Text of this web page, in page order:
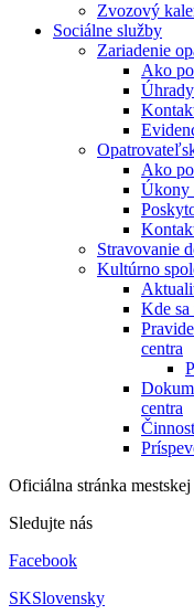
Zvozový
Sociálne služby
Zariadenie
Ako
Úhrady
Ako
Úkony
Stravovanie
Kultúrno
Kde sa
centra
centra
Oficiálna stránka mestskej
Sledujte nás
Facebook
SKSlovensky